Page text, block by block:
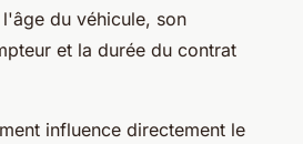
du véhicule, son
et la durée du contrat
influence directement le